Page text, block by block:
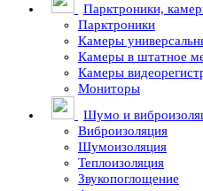
Парктроники,
Парктроники
Камеры
Камеры в штатное
Камеры
Мониторы
Шумо и
Виброизоляция
Шумоизоляция
Теплоизоляция
Звукопоглощение